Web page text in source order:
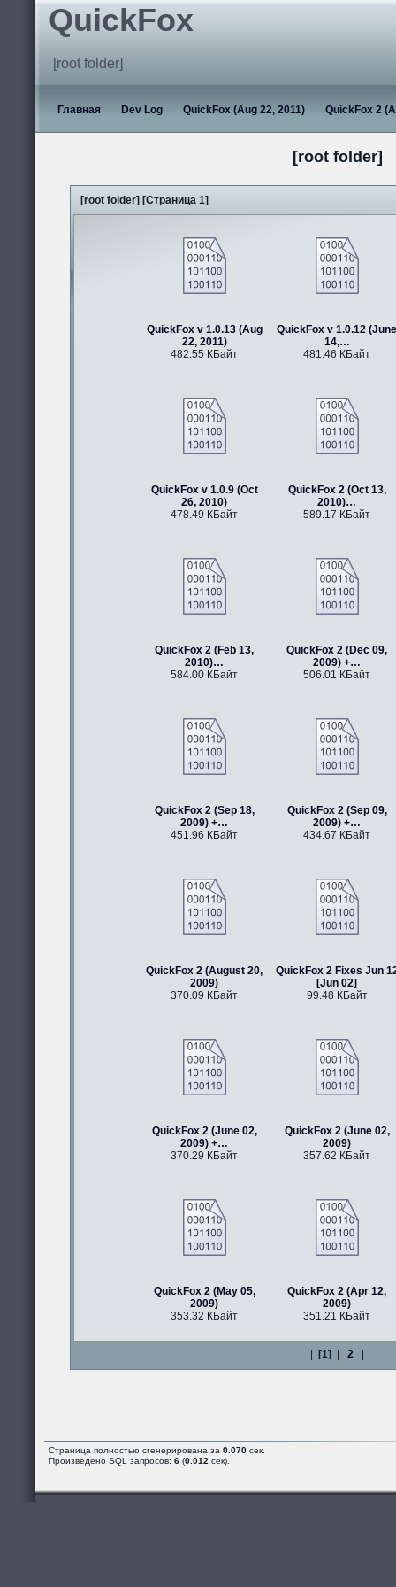
QuickFox
[root folder]
Главная Dev Log QuickFox (Aug 22, 2011) QuickFox 2
[root folder]
[root folder] [Страница 1]
QuickFox v 1.0.13 (Aug
22, 2011)
482.55 КБайт
QuickFox v 1.0.12
14,…
481.46 КБайт
QuickFox v 1.0.9 (Oct
26, 2010)
478.49 КБайт
QuickFox 2 (Oct 13,
2010)…
589.17 КБайт
QuickFox 2 (Feb 13,
2010)…
584.00 КБайт
QuickFox 2 (Dec 09,
2009) +…
506.01 КБайт
QuickFox 2 (Sep 18,
2009) +…
451.96 КБайт
QuickFox 2 (Sep 09,
2009) +…
434.67 КБайт
QuickFox 2 (August 20,
2009)
370.09 КБайт
QuickFox 2 Fixes Jun
[Jun 02]
99.48 КБайт
QuickFox 2 (June 02,
2009) +…
370.29 КБайт
QuickFox 2 (June 02,
2009)
357.62 КБайт
QuickFox 2 (May 05,
2009)
353.32 КБайт
QuickFox 2 (Apr 12,
2009)
351.21 КБайт
[1] 2
Страница полностью сгенерирована за 0.070 сек.
Произведено SQL запросов: 6 (0.012 сек).